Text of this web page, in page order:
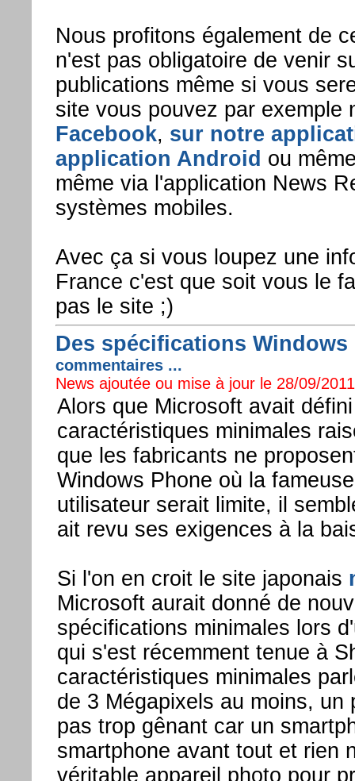
Nous profitons également de
n'est pas obligatoire de venir
publications même si vous
site vous pouvez par exemple
Facebook, sur notre
application Android ou
même via l'application News
systèmes mobiles.
Avec ça si vous loupez une
France c'est que soit vous le
pas le site ;)
Des spécifications
commentaires ...
News ajoutée ou mise à jour le 28/09/
Alors que Microsoft avait
caractéristiques minimales
que les fabricants ne
Windows Phone où la
utilisateur serait limite, il
ait revu ses exigences à la
Si l'on en croit le site japonais
Microsoft aurait donné de
spécifications minimales lors
qui s'est récemment tenue à
caractéristiques minimales
de 3 Mégapixels au moins, un
pas trop gênant car un
smartphone avant tout et rien
véritable appareil photo pour